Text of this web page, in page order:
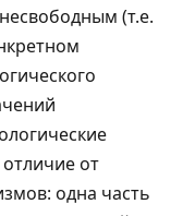
(т.е.
от
одна часть